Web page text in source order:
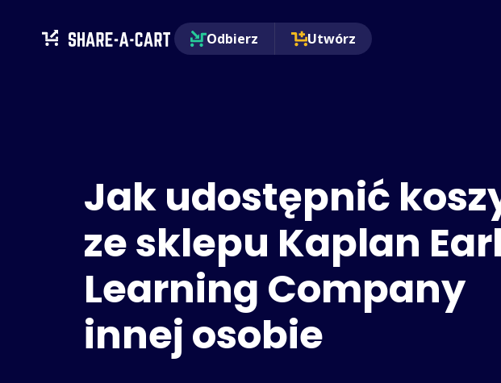
Odbierz Utwórz
Jak udostępnić
ze sklepu Kaplan
Learning Company
innej osobie